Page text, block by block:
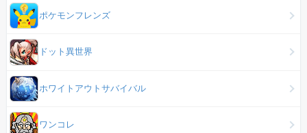
ポケモンフレンズ
ドット異世界
ホワイトアウトサバイバル
ワンコレ